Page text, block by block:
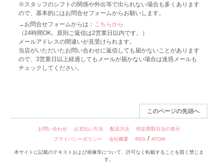
※スタッフのシフトの関係や外出等で出られない場合も多くあります
ので、基本的にはお問合せフォームからお願いします。
→お問合せフォームからは： こちらから
（24時間OK。原則ご返信は2営業日以内です。）
メールアドレスの間違いが見受けられます。
当店がいただいたお問い合わせに返信しても届かないことがあります
ので、3営業日以上経過してもメールが届かない場合は迷惑メールも
チェックしてください。
このページの先頭へ
お問い合わせ お支払い方法 配送方法
特定商取引法の表示
プライバシーポリシー
会社概要 RSS / ATOM
本サイトに記載のテキストおよび画像等について、許可なく転載することを固く禁じま
す。